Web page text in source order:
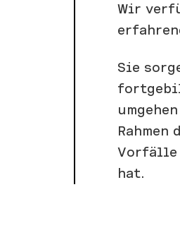
Wir
Sie
Vorfälle
hat.